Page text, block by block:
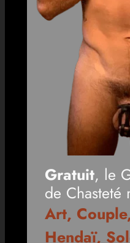
Gratuit, le
de Chasteté
Art,
Hendaï,